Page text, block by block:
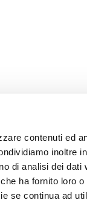
contenuti ed
inoltre
di analisi dei
ha fornito loro
se continua ad